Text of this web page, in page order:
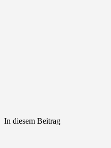
In diesem Beitrag